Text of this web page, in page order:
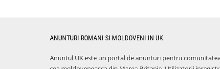
ANUNTURI ROMANI SI MOLDOVENI IN UK
Anuntul UK este un portal de anunturi pentru